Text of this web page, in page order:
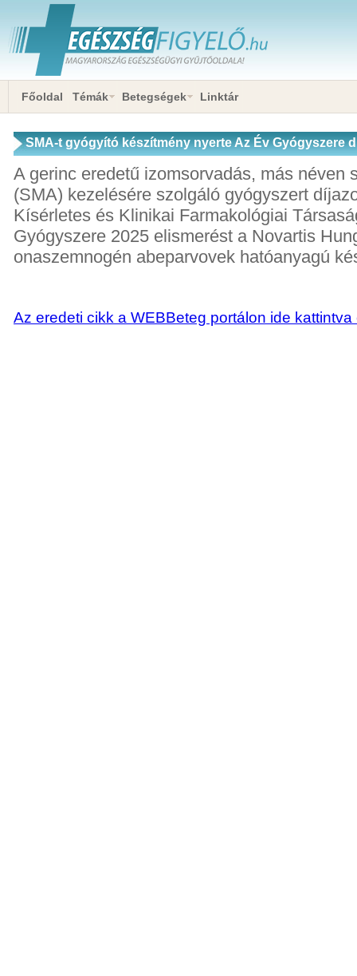
Főoldal Témák Betegségek Linktár
SMA-t gyógyító készítmény nyerte Az Év Gyógyszere
A gerinc eredetű izomsorvadás, más néven
(SMA) kezelésére szolgáló gyógyszert
Kísérletes és Klinikai Farmakológiai
Gyógyszere 2025 elismerést a Novartis
onaszemnogén abeparvovek hatóanyagú
Az eredeti cikk a WEBBeteg portálon ide